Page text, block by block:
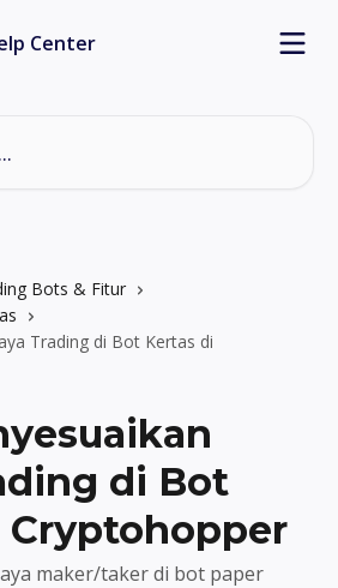
Bots & Fitur
Trading di Bot Kertas di
di Bot
Cryptohopper
maker/taker di bot paper